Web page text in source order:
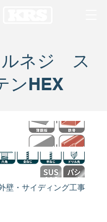
ルネジ ス
ンHEX
壁・サイディング工事